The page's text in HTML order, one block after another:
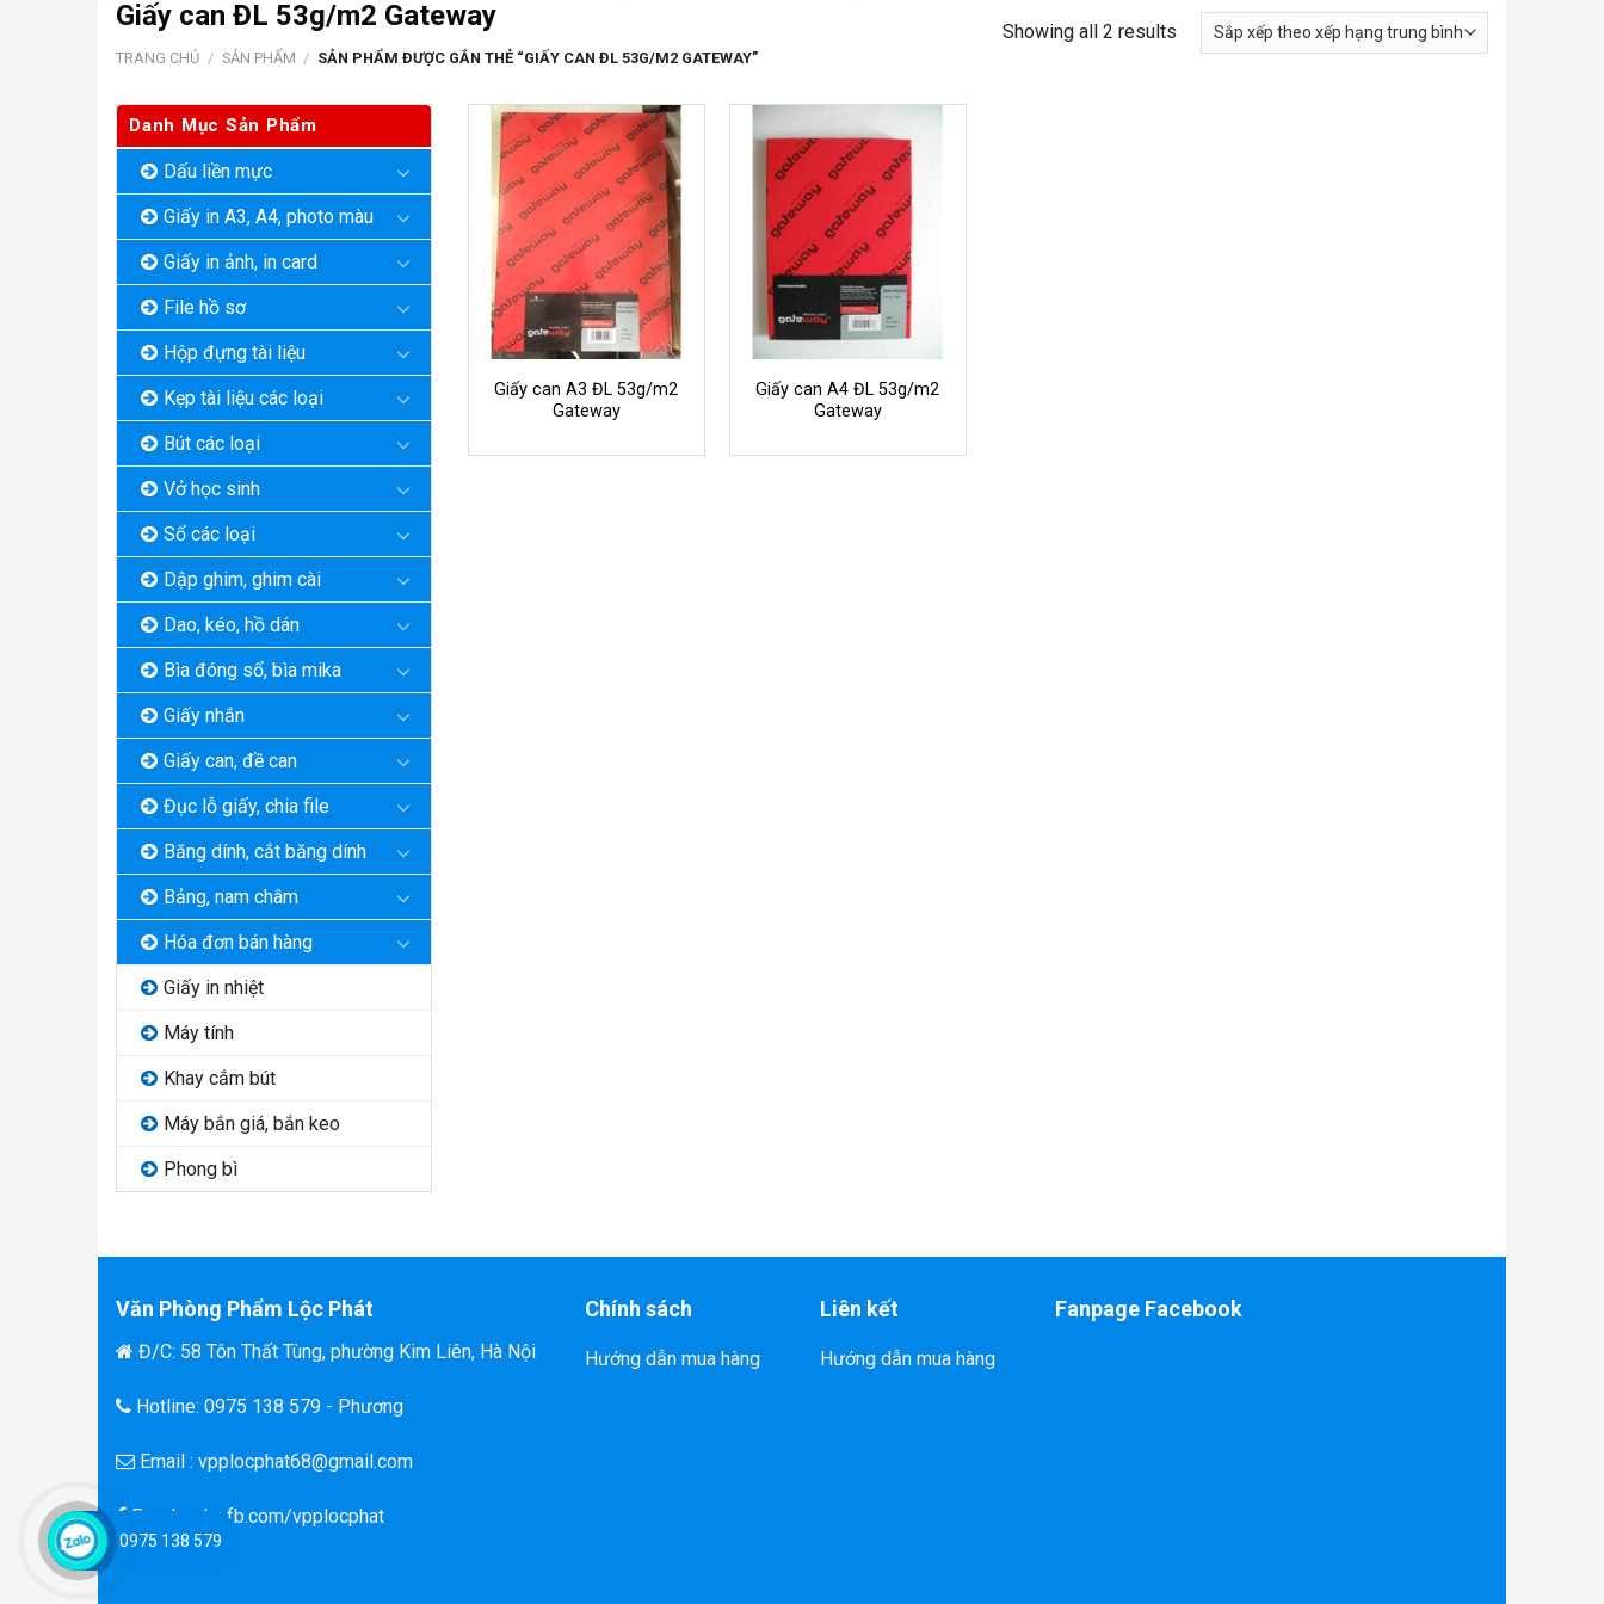
Giấy can ĐL 53g/m2 Gateway
TRANG CHỦ / SẢN PHẨM / SẢN PHẨM ĐƯỢC GẮN THẺ “GIẤY CAN ĐL 53G/M2 GATEWAY”
Showing all 2 results
Danh Mục Sản Phẩm
Dấu liền mực
Giấy in A3, A4, photo màu
Giấy in ảnh, in card
File hồ sơ
Hộp đựng tài liệu
Kẹp tài liệu các loại
Bút các loại
Vở học sinh
Sổ các loại
Dập ghim, ghim cài
Dao, kéo, hồ dán
Bìa đóng sổ, bìa mika
Giấy nhắn
Giấy can, đề can
Đục lỗ giấy, chia file
Băng dính, cắt băng dính
Bảng, nam châm
Hóa đơn bán hàng
Giấy in nhiệt
Máy tính
Khay cắm bút
Máy bắn giá, bắn keo
Phong bì
Giấy can A3 ĐL 53g/m2
Gateway
Giấy can A4 ĐL 53g/m2
Gateway
Văn Phòng Phẩm Lộc Phát
Đ/C: 58 Tôn Thất Tùng, phường Kim Liên, Hà Nội
Hotline: 0975 138 579 - Phương
Email : vpplocphat68@gmail.com
Facebook : fb.com/vpplocphat
Chính sách
Hướng dẫn mua hàng
Liên kết
Hướng dẫn mua hàng
Fanpage Facebook
0975 138 579